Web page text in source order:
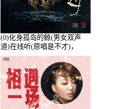
(0)化身孤岛的鲸(男女双声
道)在线听(原唱是不才)，
HGBai演唱点播:19428次